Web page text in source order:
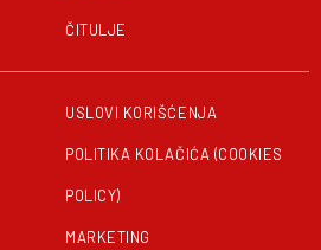
ČITULJE
USLOVI KORIŠĆENJA
POLITIKA KOLAČIĆA (COOKIES
POLICY)
MARKETING